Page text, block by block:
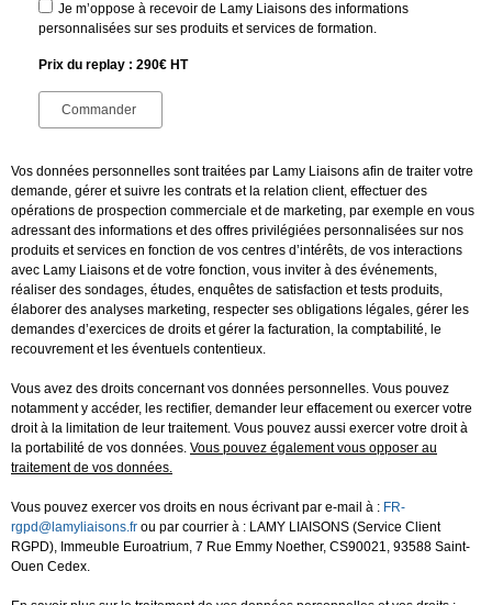
Je m’oppose à recevoir de Lamy Liaisons des informations
personnalisées sur ses produits et services de formation.
Prix du replay : 290€ HT
Vos données personnelles sont traitées par Lamy Liaisons afin de traiter votre
demande, gérer et suivre les contrats et la relation client, effectuer des
opérations de prospection commerciale et de marketing, par exemple en vous
adressant des informations et des offres privilégiées personnalisées sur nos
produits et services en fonction de vos centres d’intérêts, de vos interactions
avec Lamy Liaisons et de votre fonction, vous inviter à des événements,
réaliser des sondages, études, enquêtes de satisfaction et tests produits,
élaborer des analyses marketing, respecter ses obligations légales, gérer les
demandes d’exercices de droits et gérer la facturation, la comptabilité, le
recouvrement et les éventuels contentieux.
Vous avez des droits concernant vos données personnelles. Vous pouvez
notamment y accéder, les rectifier, demander leur effacement ou exercer votre
droit à la limitation de leur traitement. Vous pouvez aussi exercer votre droit à
la portabilité de vos données. Vous pouvez également vous opposer au
traitement de vos données.
Vous pouvez exercer vos droits en nous écrivant par e-mail à : FR-
rgpd@lamyliaisons.fr ou par courrier à : LAMY LIAISONS (Service Client
RGPD), Immeuble Euroatrium, 7 Rue Emmy Noether, CS90021, 93588 Saint-
Ouen Cedex.